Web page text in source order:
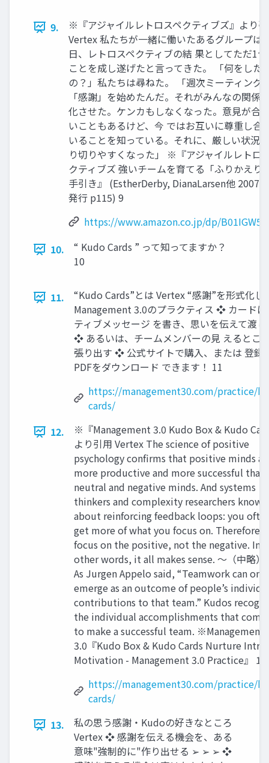
9.
※『アジャイルレトロスペクティブズ』より
Vertex 私たちが一緒に働いたあるグループは
日、レトロスペクティブの結 果としてただ1
ことを成し遂げたと言ってきた。 「何をした
の？」私たちは尋ねた。 「週次ミーティング
「感謝」を始めたんだ。それがみんなの関係
化させた。ケンカもしなくなった。意見が合
いこともあるけど、今 ではお互いに尊重し合
いることを知っている。それに、厳しい状況
り切りやすくなった」 ※『アジャイルレトロ
クティブズ 強いチームを育てる「ふりかえり
手引き』 (EstherDerby, DianaLarsen他 2007/
発行 p115) 9
https://www.amazon.co.jp/dp/
10.
“ Kudo Cards ” って知ってますか？
10
11.
“Kudo Cards”とは Vertex “感謝”を形式化し
Management 3.0のプラクティス ❖ カード
ティブメッセージ を書き、思いを伝えて渡
❖ あるいは、チームメンバーの見 えるとこ
張り出す ❖ 公式サイトで購入、または 登録
PDFをダウンロード できます！ 11
https://management30.com/practice/
cards/
12.
※『Management 3.0 Kudo Box & Kudo
より引用 Vertex The science of positive
psychology confirms that positive minds
more productive and more successful than
neutral and negative minds. And systems
thinkers and complexity researchers know
about reinforcing feedback loops: you
get more of what you focus on. Therefore,
focus on the positive, not the negative. In
other words, it all makes sense. 〜（中略）
As Jurgen Appelo said, “Teamwork can only
emerge as an outcome of people’s
contributions to that team.” Kudos
the individual accomplishments that
to make a successful team. ※Management
3.0『Kudo Box & Kudo Cards Nurture
Motivation - Management 3.0 Practice』 12
https://management30.com/practice/
cards/
13.
私の思う感謝・Kudoの好きなところ
Vertex ❖ 感謝を伝える機会を、ある
意味"強制的に"作り出せる ➢ ➢ ➢ ❖